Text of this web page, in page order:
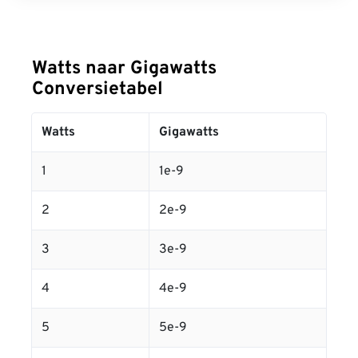
Watts naar Gigawatts
Conversietabel
Watts Gigawatts
1 1e-9
2 2e-9
3 3e-9
4 4e-9
5 5e-9